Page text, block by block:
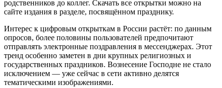
родственников до коллег. Скачать все открытки можно на
сайте издания в разделе, посвящённом празднику.
Интерес к цифровым открыткам в России растёт: по данным
опросов, более половины пользователей предпочитают
отправлять электронные поздравления в мессенджерах. Этот
тренд особенно заметен в дни крупных религиозных и
государственных праздников. Вознесение Господне не стало
исключением — уже сейчас в сети активно делятся
тематическими изображениями.